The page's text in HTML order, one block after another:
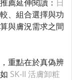
薦延伸閱讀： 日
、組合選擇與功
與膚況需求之間
重點在於真偽辨
SK-II 活膚卸粧